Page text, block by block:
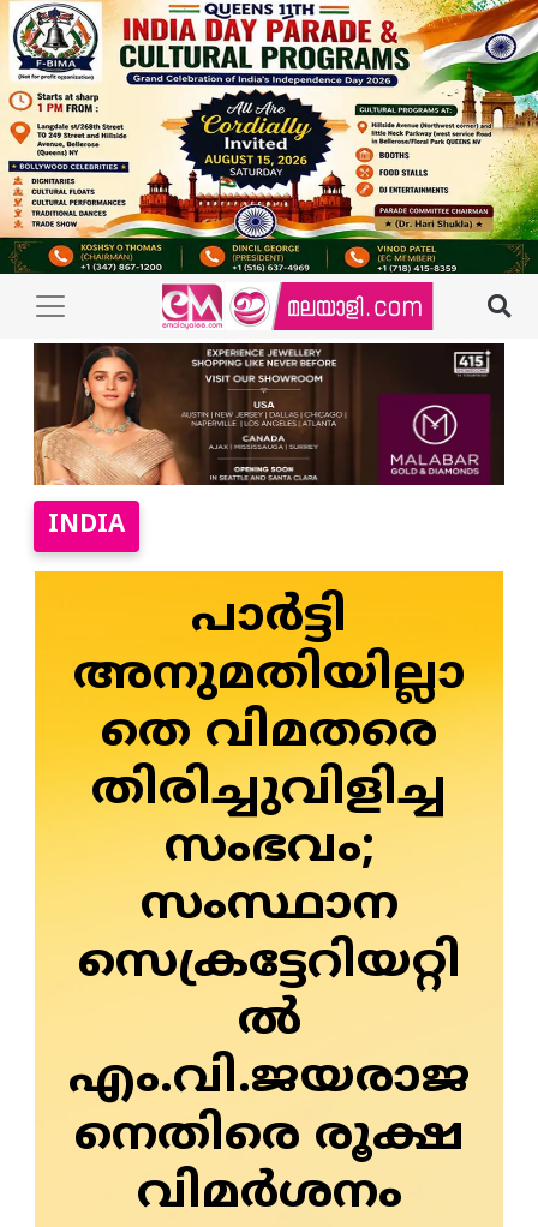
INDIA
പാര്‍ട്ടി
അനുമതിയില്ലാ
തെ വിമതരെ
തിരിച്ചുവിളിച്ച
സംഭവം;
സംസ്ഥാന
സെക്രട്ടേറിയറ്റി
ല്‍
എം.വി.ജയരാജ
നെതിരെ രൂക്ഷ
വിമര്‍ശനം